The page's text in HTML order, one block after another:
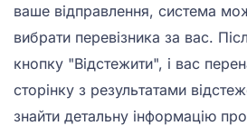
ваше відправлення, система
вибрати перевізника за вас.
кнопку "Відстежити", і вас
сторінку з результатами
знайти детальну інформацію про